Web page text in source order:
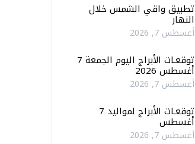
تطبيق واقي الشمس خلال
النهار
أغسطس 7, 2026
توقعـات الأبراج اليوم الجمعة 7
أغسطس 2026
أغسطس 7, 2026
توقعـات الأبراج لمواليد 7
أغسطس
أغسطس 7, 2026